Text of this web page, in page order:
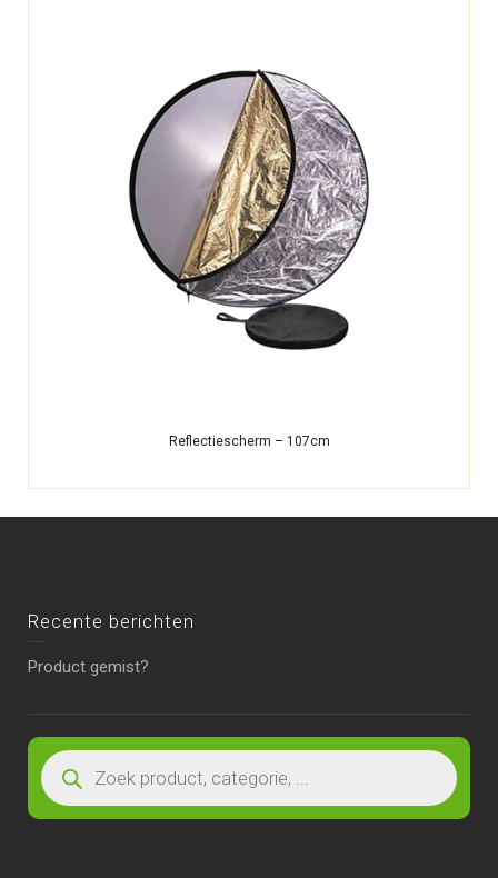
Reflectiescherm – 107cm
Recente berichten
Product gemist?